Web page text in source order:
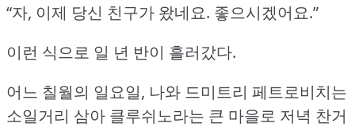
“자, 이제 당신 친구가 왔네요. 좋으시겠어요.”
이런 식으로 일 년 반이 흘러갔다.
어느 칠월의 일요일, 나와 드미트리 페트로비치는
소일거리 삼아 클루쉬노라는 큰 마을로 저녁 찬거